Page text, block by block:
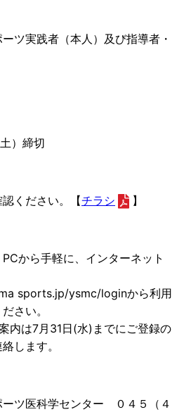
ツ実践者（本人）及び指導者・
）締切
ください。【チラシ 】
から手軽に、インターネット
sports.jp/ysmc/loginから利用
さい。
内は7月31日(水)までにご登録の
します。
ツ医科学センター ０４５（４